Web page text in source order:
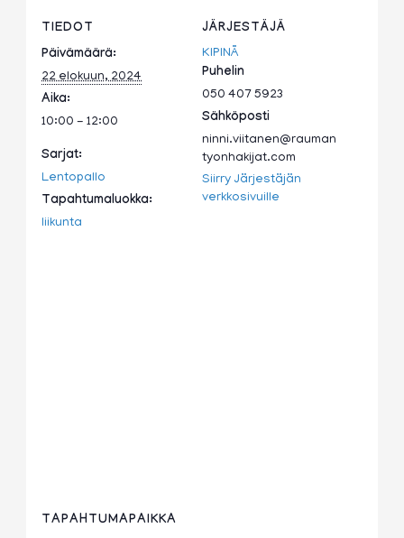
TIEDOT
Päivämäärä:
22 elokuun, 2024
Aika:
10:00 - 12:00
Sarjat:
Lentopallo
Tapahtumaluokka:
liikunta
JÄRJESTÄJÄ
KIPINÄ
Puhelin
050 407 5923
Sähköposti
ninni.viitanen@rauman
tyonhakijat.com
Siirry Järjestäjän
verkkosivuille
TAPAHTUMAPAIKKA